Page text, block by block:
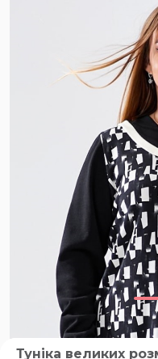
Туніка великих